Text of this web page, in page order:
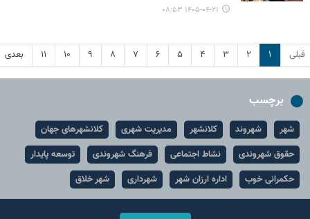
۱۴۰۵-۰۴-۲۱ ۰۸:۵۳
قبلی ۱ ۲ ۳ ۴ ۵ ۶ ۷ ۸ ۹ ۱۰ ۱۱ بعدی
برچسب
شهر شهروند کلانشهر مدیریت شهری
کلانشهرهای جهان
حقوق شهروندی
نشاط اجتماعی فرهنگ شهروندی
توسعه پایدار
حکمرانی خوب
اداره ارزان شهر شهرداری شهر خلاق